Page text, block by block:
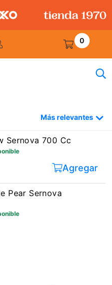
0
Más relevantes
Sernova 700 Cc
Agregar
Pear Sernova